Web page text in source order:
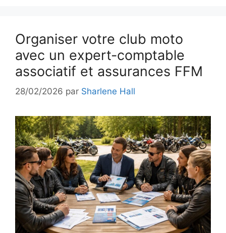
Organiser votre club moto
avec un expert-comptable
associatif et assurances FFM
28/02/2026 par Sharlene Hall